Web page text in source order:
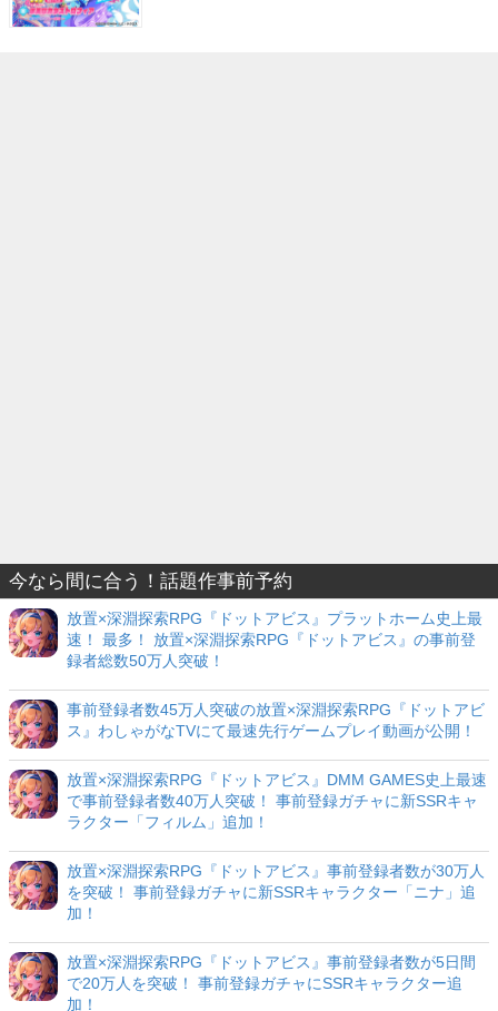
今なら間に合う！話題作事前予約
放置×深淵探索RPG『ドットアビス』プラットホーム史上最
速！ 最多！ 放置×深淵探索RPG『ドットアビス』の事前登
録者総数50万人突破！
事前登録者数45万人突破の放置×深淵探索RPG『ドットアビ
ス』わしゃがなTVにて最速先行ゲームプレイ動画が公開！
放置×深淵探索RPG『ドットアビス』DMM GAMES史上最速
で事前登録者数40万人突破！ 事前登録ガチャに新SSRキャ
ラクター「フィルム」追加！
放置×深淵探索RPG『ドットアビス』事前登録者数が30万人
を突破！ 事前登録ガチャに新SSRキャラクター「ニナ」追
加！
放置×深淵探索RPG『ドットアビス』事前登録者数が5日間
で20万人を突破！ 事前登録ガチャにSSRキャラクター追
加！